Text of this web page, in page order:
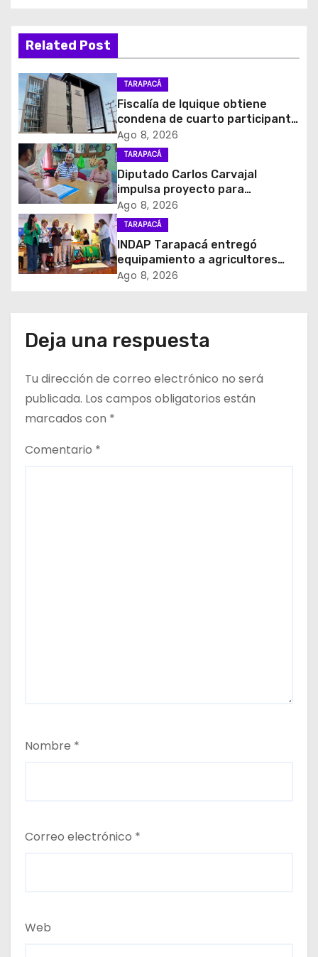
g
a
c
i
ó
n
d
e
e
t
a
d
a
Related Post
TARAPACÁ
Fiscalía de Iquique obtiene
condena de cuarto participante
en violento asalto a
comerciante
Ago 8, 2026
TARAPACÁ
Diputado Carlos Carvajal
impulsa proyecto para
homenajear en vida al campeón
mundial Raúl Choque
Ago 8, 2026
TARAPACÁ
INDAP Tarapacá entregó
equipamiento a agricultores
para prevenir la mosca de la
Ago 8, 2026
Deja una respuesta
Tu dirección de correo electrónico no será
publicada. Los campos obligatorios están
marcados con *
Comentario *
Nombre *
Correo electrónico *
Web